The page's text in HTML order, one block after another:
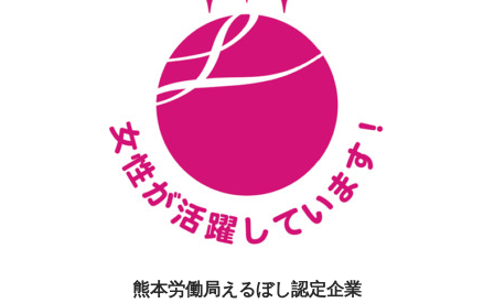
熊本労働局えるぼし認定企業